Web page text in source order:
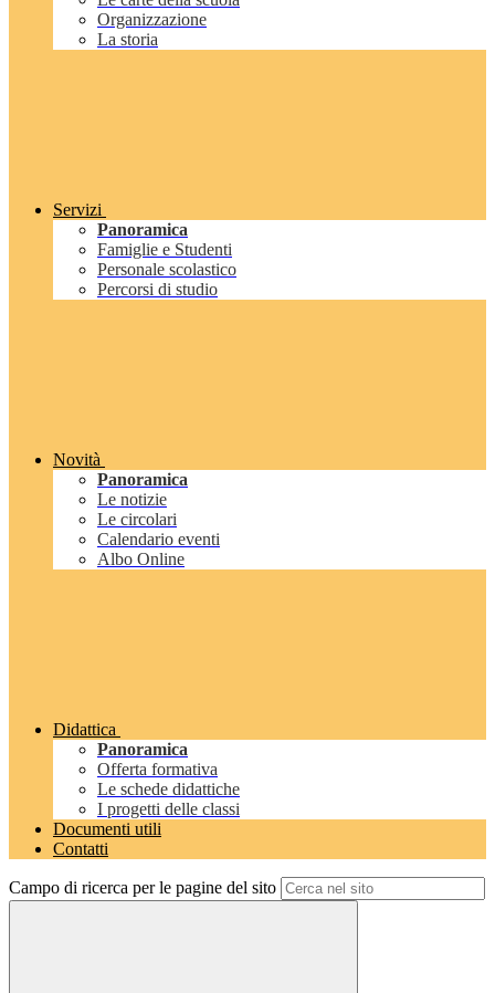
Organizzazione
La storia
Servizi
Panoramica
Famiglie e Studenti
Personale scolastico
Percorsi di studio
Novità
Panoramica
Le notizie
Le circolari
Calendario eventi
Albo Online
Didattica
Panoramica
Offerta formativa
Le schede didattiche
I progetti delle classi
Documenti utili
Contatti
Campo di ricerca per le pagine del sito